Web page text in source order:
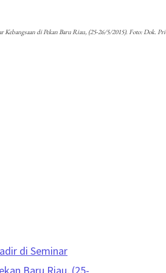
di Pekan Baru Riau, (25-26/5/2015). Foto: Dok.